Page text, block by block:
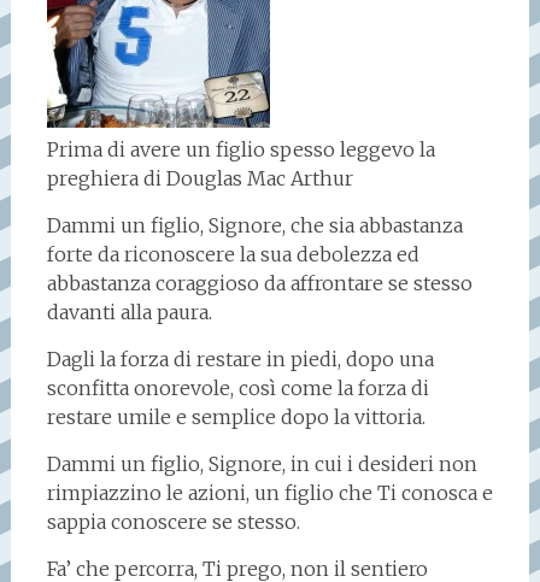
Prima di avere un figlio spesso leggevo la
preghiera di Douglas Mac Arthur
Dammi un figlio, Signore, che sia abbastanza
forte da riconoscere la sua debolezza ed
abbastanza coraggioso da affrontare se stesso
davanti alla paura.
Dagli la forza di restare in piedi, dopo una
sconfitta onorevole, così come la forza di
restare umile e semplice dopo la vittoria.
Dammi un figlio, Signore, in cui i desideri non
rimpiazzino le azioni, un figlio che Ti conosca e
sappia conoscere se stesso.
Fa’ che percorra, Ti prego, non il sentiero